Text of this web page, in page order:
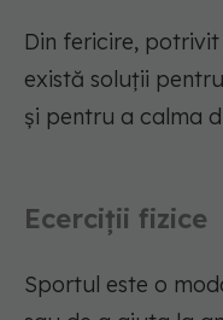
Din fericire, potrivit
există soluții
și pentru a calma
Ecerciții fizice
Sportul este o